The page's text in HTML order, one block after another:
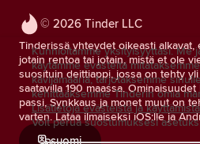
© 2026 Tinder LLC
Tinderissä yhteydet oikeasti alkavat,
jotain rentoa tai jotain, mistä et ole
suosituin deittiappi, jossa on tehty
saatavilla 190 maassa.
passi, Synkkaus ja monet muut on
varten. Lataa ilmaiseksi iOS:lle ja
suomi
Kunnioitamme yksityisyyttäsi. Me
käytämme evästeitä
kävijämääriä, tarjotaksemme
kehittääksemme Tinderin omia
Lisätietoja evästeistä ja
Voit perua suostumuksesi